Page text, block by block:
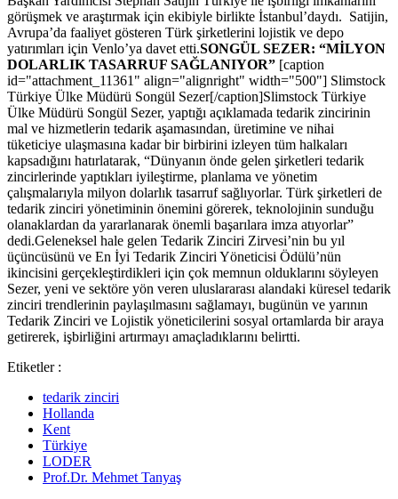
görüşmek ve araştırmak için ekibiyle birlikte İstanbul’daydı. Satijin,
Avrupa’da faaliyet gösteren Türk şirketlerini lojistik ve depo
yatırımları için Venlo’ya davet etti.SONGÜL SEZER: “MİLYON
DOLARLIK TASARRUF SAĞLANIYOR” [caption
id="attachment_11361" align="alignright" width="500"] Slimstock
Türkiye Ülke Müdürü Songül Sezer[/caption]Slimstock Türkiye
Ülke Müdürü Songül Sezer, yaptığı açıklamada tedarik zincirinin
mal ve hizmetlerin tedarik aşamasından, üretimine ve nihai
tüketiciye ulaşmasına kadar bir birbirini izleyen tüm halkaları
kapsadığını hatırlatarak, “Dünyanın önde gelen şirketleri tedarik
zincirlerinde yaptıkları iyileştirme, planlama ve yönetim
çalışmalarıyla milyon dolarlık tasarruf sağlıyorlar. Türk şirketleri de
tedarik zinciri yönetiminin önemini görerek, teknolojinin sunduğu
olanaklardan da yararlanarak önemli başarılara imza atıyorlar”
dedi.Geleneksel hale gelen Tedarik Zinciri Zirvesi’nin bu yıl
üçüncüsünü ve En İyi Tedarik Zinciri Yöneticisi Ödülü’nün
ikincisini gerçekleştirdikleri için çok memnun olduklarını söyleyen
Sezer, yeni ve sektöre yön veren uluslararası alandaki küresel tedarik
zinciri trendlerinin paylaşılmasını sağlamayı, bugünün ve yarının
Tedarik Zinciri ve Lojistik yöneticilerini sosyal ortamlarda bir araya
getirerek, işbirliğini artırmayı amaçladıklarını belirtti.
Etiketler :
tedarik zinciri
Hollanda
Kent
Türkiye
LODER
Prof.Dr. Mehmet Tanyaş